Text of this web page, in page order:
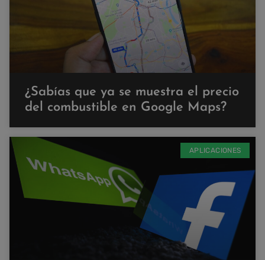
¿Sabías que ya se muestra el precio
del combustible en Google Maps?
APLICACIONES